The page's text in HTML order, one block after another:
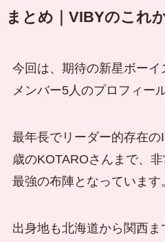
まとめ｜VIBYのこれ
今回は、期待の新星ボー
メンバー5人のプロフィー
最年長でリーダー的存在
歳のKOTAROさんまで、
最強の布陣となっています
出身地も北海道から関西